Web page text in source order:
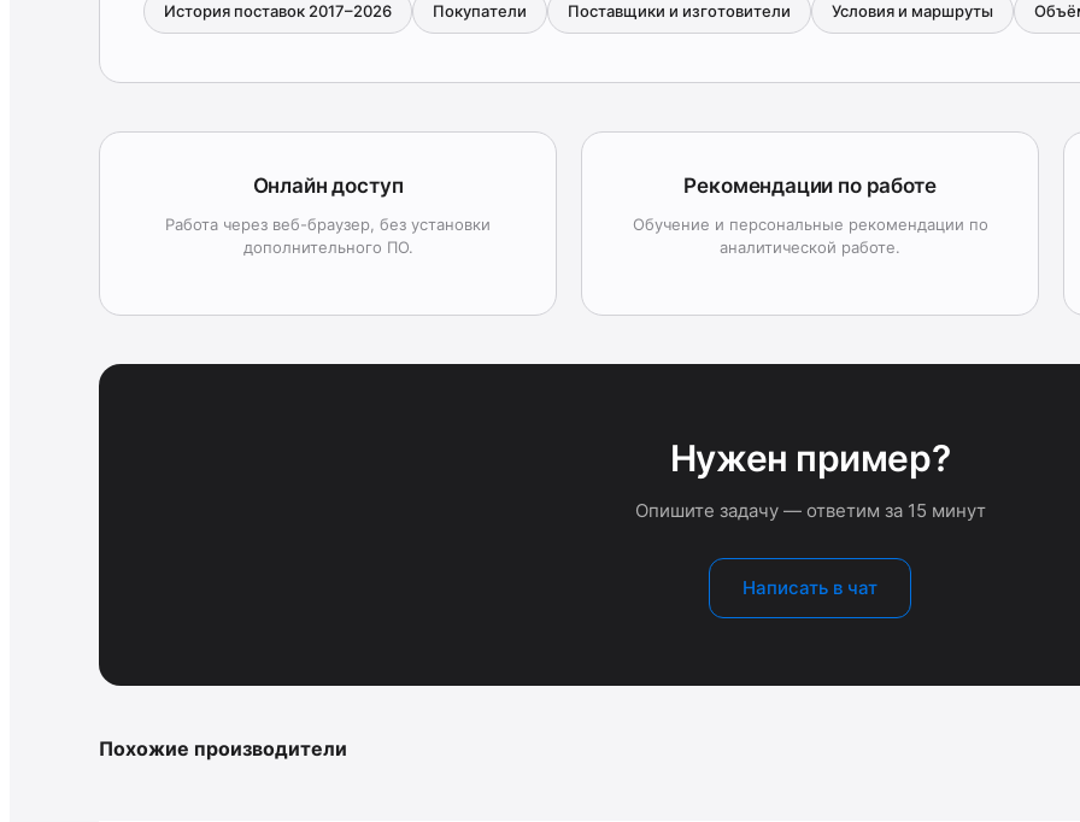
История поставок 2017–2026 Покупатели Поставщики и изготовители Условия и маршруты
Онлайн доступ
Работа через веб-браузер, без установки
дополнительного ПО.
Рекомендации по работе
Обучение и персональные рекомендации по
аналитической работе.
Нужен пример?
Опишите задачу — ответим за 15 минут
Написать в чат
Похожие производители